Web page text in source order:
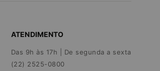
ATENDIMENTO
Das 9h às 17h | De segunda a sexta
(22) 2525-0800